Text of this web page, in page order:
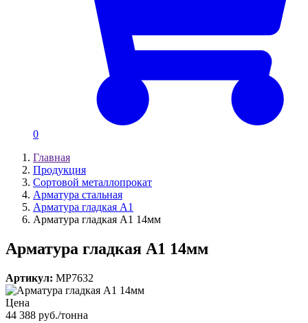
0
Главная
Продукция
Сортовой металлопрокат
Арматура стальная
Арматура гладкая А1
Арматура гладкая А1 14мм
Арматура гладкая А1 14мм
Артикул: MP7632
Цена
44 388 руб./тонна